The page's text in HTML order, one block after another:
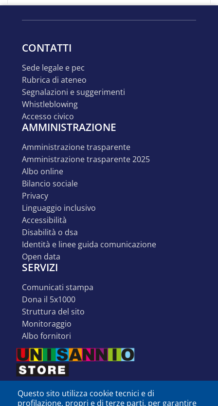
CONTATTI
sede legale e pec
rubrica di ateneo
segnalazioni e suggerimenti
whistleblowing
accesso civico
AMMINISTRAZIONE
amministrazione trasparente
amministrazione trasparente 2025
albo online
bilancio sociale
privacy
linguaggio inclusivo
accessibilità
disabilità o dsa
identità e linee guida comunicazione
open data
SERVIZI
comunicati stampa
dona il 5x1000
struttura del sito
monitoraggio
albo fornitori
Questo sito utilizza cookie tecnici e di
profilazione, propri e di terze parti, per garantire